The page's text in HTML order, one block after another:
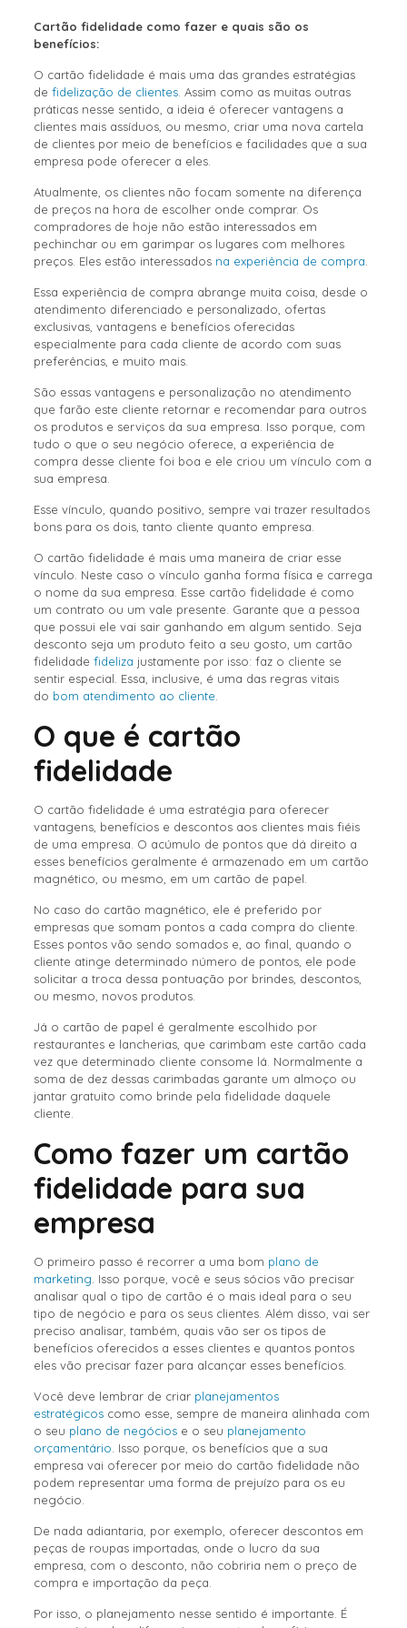
Cartão fidelidade como fazer e quais são os
benefícios:
O cartão fidelidade é mais uma das grandes estratégias
de fidelização de clientes. Assim como as muitas outras
práticas nesse sentido, a ideia é oferecer vantagens a
clientes mais assíduos, ou mesmo, criar uma nova cartela
de clientes por meio de benefícios e facilidades que a sua
empresa pode oferecer a eles.
Atualmente, os clientes não focam somente na diferença
de preços na hora de escolher onde comprar. Os
compradores de hoje não estão interessados em
pechinchar ou em garimpar os lugares com melhores
preços. Eles estão interessados na experiência de compra.
Essa experiência de compra abrange muita coisa, desde o
atendimento diferenciado e personalizado, ofertas
exclusivas, vantagens e benefícios oferecidas
especialmente para cada cliente de acordo com suas
preferências, e muito mais.
São essas vantagens e personalização no atendimento
que farão este cliente retornar e recomendar para outros
os produtos e serviços da sua empresa. Isso porque, com
tudo o que o seu negócio oferece, a experiência de
compra desse cliente foi boa e ele criou um vínculo com a
sua empresa.
Esse vínculo, quando positivo, sempre vai trazer resultados
bons para os dois, tanto cliente quanto empresa.
O cartão fidelidade é mais uma maneira de criar esse
vínculo. Neste caso o vínculo ganha forma física e carrega
o nome da sua empresa. Esse cartão fidelidade é como
um contrato ou um vale presente. Garante que a pessoa
que possui ele vai sair ganhando em algum sentido. Seja
desconto seja um produto feito a seu gosto, um cartão
fidelidade fideliza justamente por isso: faz o cliente se
sentir especial. Essa, inclusive, é uma das regras vitais
do bom atendimento ao cliente.
O que é cartão
fidelidade
O cartão fidelidade é uma estratégia para oferecer
vantagens, benefícios e descontos aos clientes mais fiéis
de uma empresa. O acúmulo de pontos que dá direito a
esses benefícios geralmente é armazenado em um cartão
magnético, ou mesmo, em um cartão de papel.
No caso do cartão magnético, ele é preferido por
empresas que somam pontos a cada compra do cliente.
Esses pontos vão sendo somados e, ao final, quando o
cliente atinge determinado número de pontos, ele pode
solicitar a troca dessa pontuação por brindes, descontos,
ou mesmo, novos produtos.
Já o cartão de papel é geralmente escolhido por
restaurantes e lancherias, que carimbam este cartão cada
vez que determinado cliente consome lá. Normalmente a
soma de dez dessas carimbadas garante um almoço ou
jantar gratuito como brinde pela fidelidade daquele
cliente.
Como fazer um cartão
fidelidade para sua
empresa
O primeiro passo é recorrer a uma bom plano de
marketing. Isso porque, você e seus sócios vão precisar
analisar qual o tipo de cartão é o mais ideal para o seu
tipo de negócio e para os seus clientes. Além disso, vai ser
preciso analisar, também, quais vão ser os tipos de
benefícios oferecidos a esses clientes e quantos pontos
eles vão precisar fazer para alcançar esses benefícios.
Você deve lembrar de criar planejamentos
estratégicoscomo esse, sempre de maneira alinhada com
o seu plano de negóciose o seu planejamento
orçamentário. Isso porque, os benefícios que a sua
empresa vai oferecer por meio do cartão fidelidade não
podem representar uma forma de prejuízo para os eu
negócio.
De nada adiantaria, por exemplo, oferecer descontos em
peças de roupas importadas, onde o lucro da sua
empresa, com o desconto, não cobriria nem o preço de
compra e importação da peça.
Por isso, o planejamento nesse sentido é importante. É